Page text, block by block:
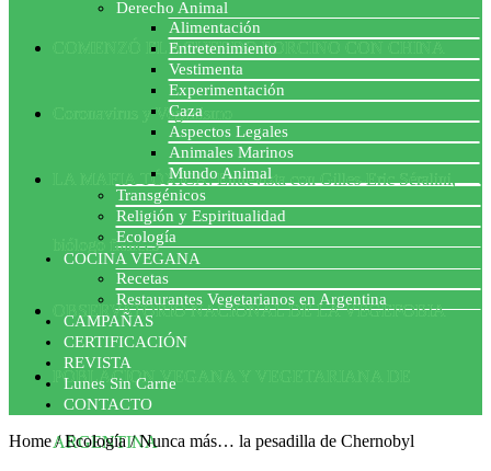
COMENZÓ EL ACUERDO PORCINO CON CHINA
Coronavirus y Veganismo
LA MAFIA TÓXICA: Entrevista con Gilles-Eric Séralini,
biólogo francés
OBSERVATORIO NACIONAL DE LA VEGEFOBIA
POBLACION VEGANA Y VEGETARIANA DE
ARGENTINA
Derecho Animal
Alimentación
Entretenimiento
Vestimenta
Experimentación
Caza
Aspectos Legales
Animales Marinos
Mundo Animal
Transgénicos
Religión y Espiritualidad
Ecología
COCINA VEGANA
Recetas
Restaurantes Vegetarianos en Argentina
CAMPAÑAS
CERTIFICACIÓN
REVISTA
Lunes Sin Carne
CONTACTO
Home/Ecología/Nunca más… la pesadilla de Chernobyl